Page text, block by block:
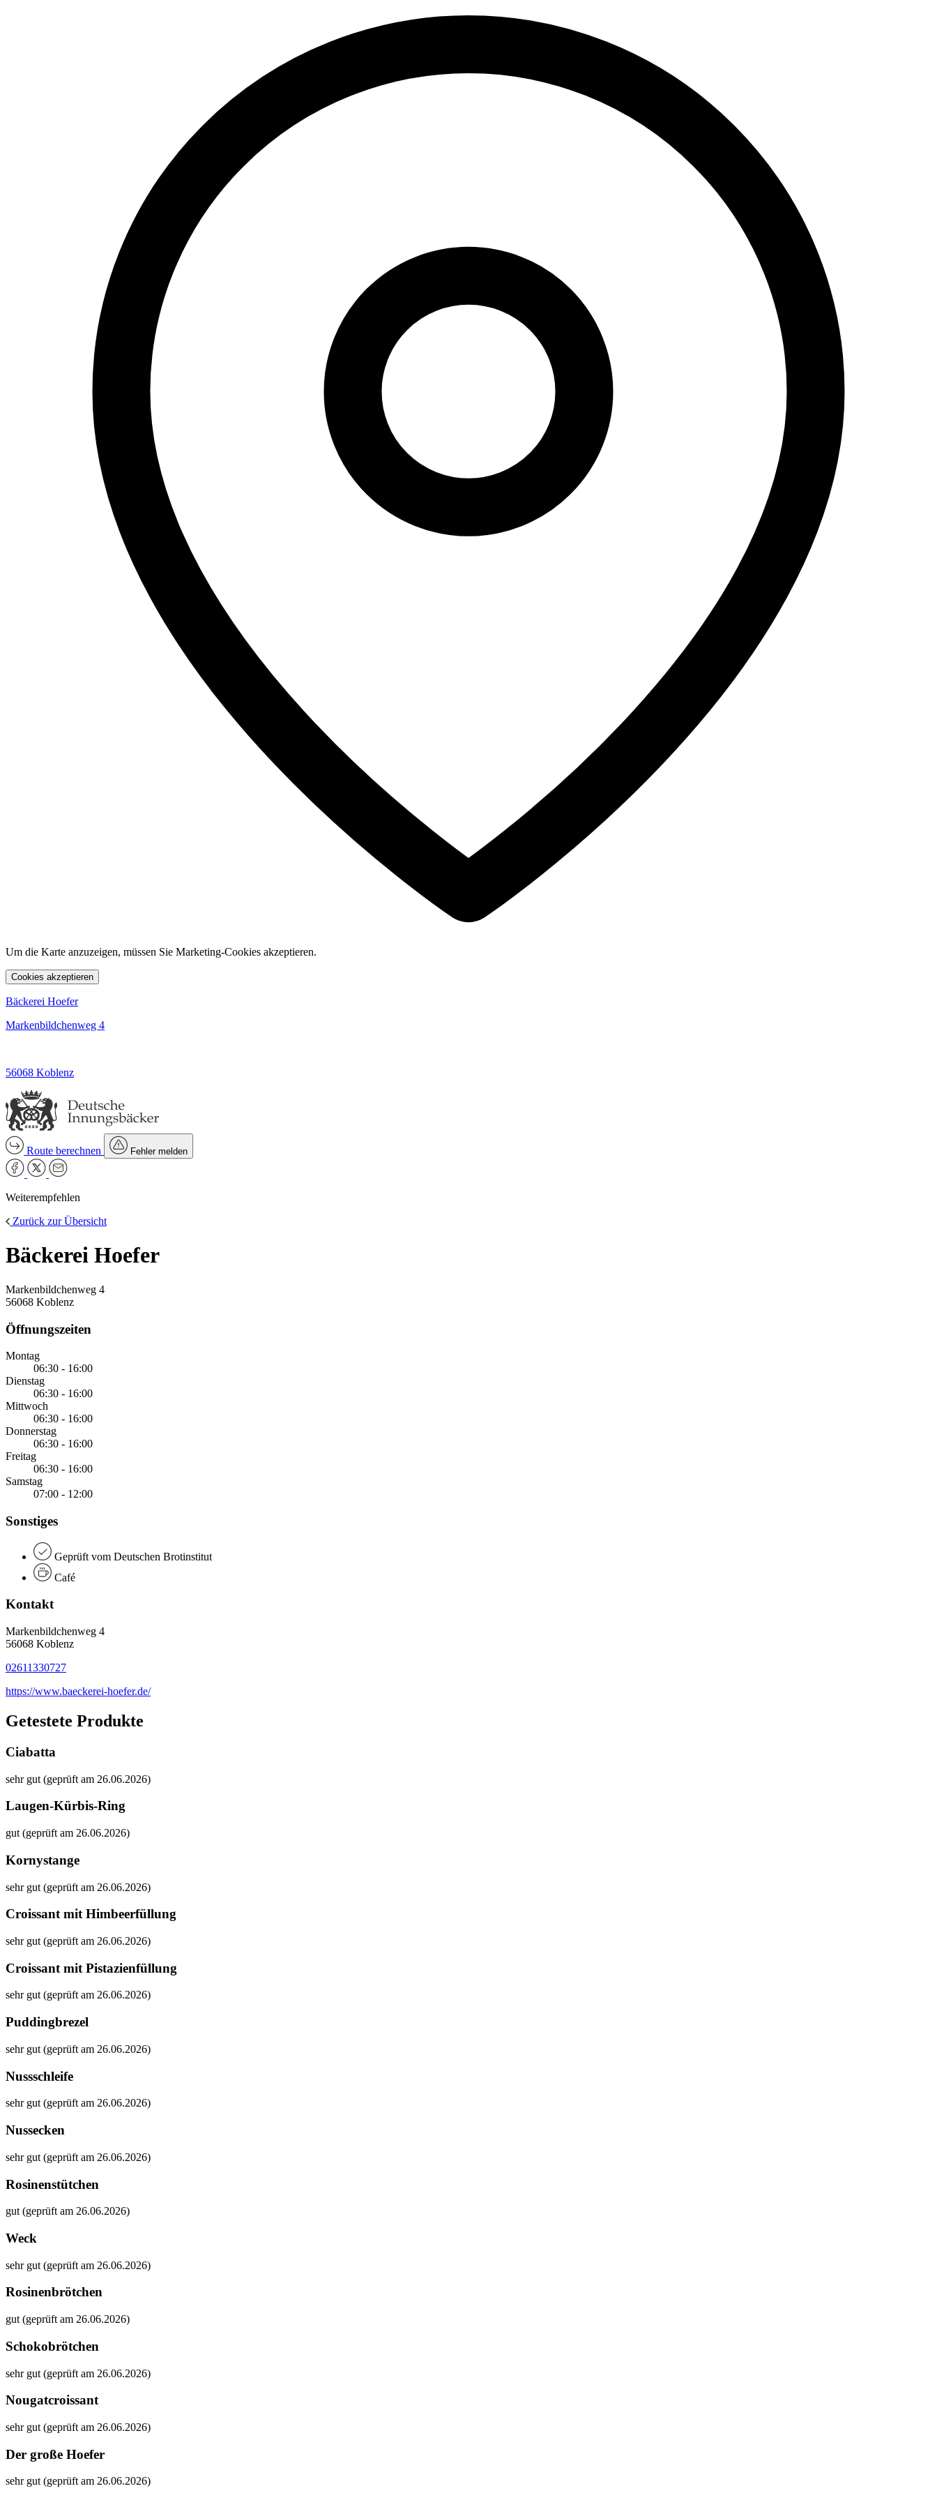
Um die Karte anzuzeigen, müssen Sie Marketing-Cookies akzeptieren.
Cookies akzeptieren
Bäckerei Hoefer
Markenbildchenweg 4
56068 Koblenz
Route berechnen Fehler melden
Weiterempfehlen
Zurück zur Übersicht
Bäckerei Hoefer
Markenbildchenweg 4
56068 Koblenz
Öffnungszeiten
Montag
06:30 - 16:00
Dienstag
06:30 - 16:00
Mittwoch
06:30 - 16:00
Donnerstag
06:30 - 16:00
Freitag
06:30 - 16:00
Samstag
07:00 - 12:00
Sonstiges
Geprüft vom Deutschen Brotinstitut
Café
Kontakt
Markenbildchenweg 4
56068 Koblenz
02611330727
https://www.baeckerei-hoefer.de/
Getestete Produkte
Ciabatta
sehr gut (geprüft am 26.06.2026)
Laugen-Kürbis-Ring
gut (geprüft am 26.06.2026)
Kornystange
sehr gut (geprüft am 26.06.2026)
Croissant mit Himbeerfüllung
sehr gut (geprüft am 26.06.2026)
Croissant mit Pistazienfüllung
sehr gut (geprüft am 26.06.2026)
Puddingbrezel
sehr gut (geprüft am 26.06.2026)
Nussschleife
sehr gut (geprüft am 26.06.2026)
Nussecken
sehr gut (geprüft am 26.06.2026)
Rosinenstütchen
gut (geprüft am 26.06.2026)
Weck
sehr gut (geprüft am 26.06.2026)
Rosinenbrötchen
gut (geprüft am 26.06.2026)
Schokobrötchen
sehr gut (geprüft am 26.06.2026)
Nougatcroissant
sehr gut (geprüft am 26.06.2026)
Der große Hoefer
sehr gut (geprüft am 26.06.2026)